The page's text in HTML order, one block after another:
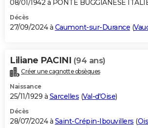
08/01/1942 à PONTE BUGGIANESE
Décès
27/09/2024 à Caumont-sur-Durance (
Liliane PACINI (94 ans)
Créer une cagnotte obsèques
Naissance
25/11/1929 à Sarcelles (Val-d'Oise)
Décès
28/07/2024 à Saint-Crépin-Ibouvillers (